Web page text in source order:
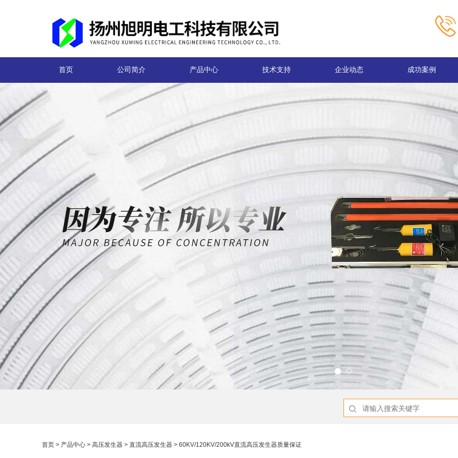
首页 公司简介 产品中心 技术支持 企业动态 成功案例
首页 > 产品中心 > 高压发生器 > 直流高压发生器 > 60KV/120KV/200kV直流高压发生器质量保证